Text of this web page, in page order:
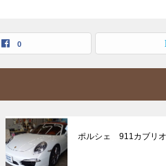
0
ポルシェ 911カブリ